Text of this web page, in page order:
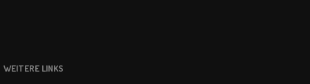
WEITERE LINKS